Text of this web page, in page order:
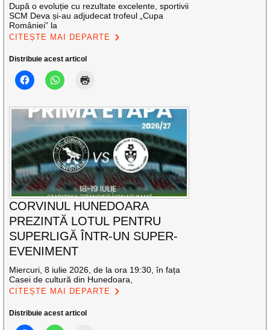
După o evoluție cu rezultate excelente, sportivii
SCM Deva și-au adjudecat trofeul „Cupa
României” la
CITEȘTE MAI DEPARTE
Distribuie acest articol
CORVINUL HUNEDOARA
PREZINTĂ LOTUL PENTRU
SUPERLIGĂ ÎNTR-UN SUPER-
EVENIMENT
Miercuri, 8 iulie 2026, de la ora 19:30, în fața
Casei de cultură din Hunedoara,
CITEȘTE MAI DEPARTE
Distribuie acest articol